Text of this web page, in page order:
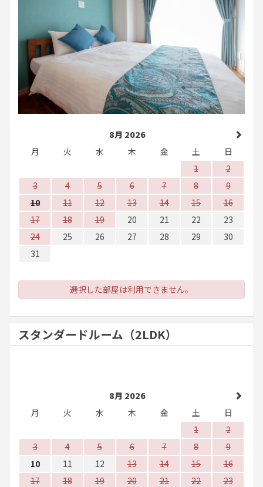
8月 2026
月
火 水 木 金 土
日
1
2
3
4 5 6 7 8
9
10
11 12 13 14 15
16
17
18 19 20 21 22
23
24
25 26 27 28 29
30
31
選択した部屋は利用できません。
スタンダードルーム（2LDK）
8月 2026
月
火 水 木 金 土
日
1
2
3
4 5 6 7 8
9
10
11 12 13 14 15
16
17
18 19 20 21 22 23